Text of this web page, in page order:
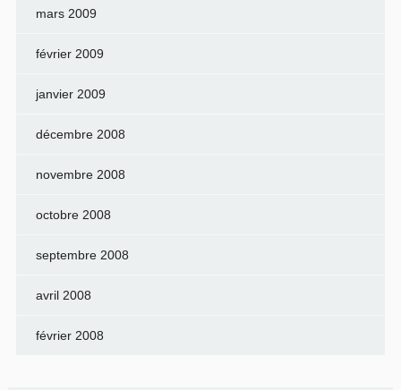
mars 2009
février 2009
janvier 2009
décembre 2008
novembre 2008
octobre 2008
septembre 2008
avril 2008
février 2008